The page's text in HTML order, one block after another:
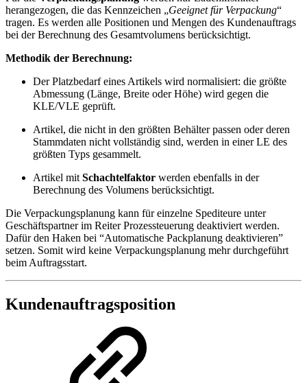
herangezogen, die das Kennzeichen „Geeignet für Verpackung“
tragen. Es werden alle Positionen und Mengen des Kundenauftrags
bei der Berechnung des Gesamtvolumens berücksichtigt.
Methodik der Berechnung:
Der Platzbedarf eines Artikels wird normalisiert: die größte
Abmessung (Länge, Breite oder Höhe) wird gegen die
KLE/VLE geprüft.
Artikel, die nicht in den größten Behälter passen oder deren
Stammdaten nicht vollständig sind, werden in einer LE des
größten Typs gesammelt.
Artikel mit Schachtelfaktor werden ebenfalls in der
Berechnung des Volumens berücksichtigt.
Die Verpackungsplanung kann für einzelne Spediteure unter
Geschäftspartner im Reiter Prozessteuerung deaktiviert werden.
Dafür den Haken bei “Automatische Packplanung deaktivieren”
setzen. Somit wird keine Verpackungsplanung mehr durchgeführt
beim Auftragsstart.
Kundenauftragsposition